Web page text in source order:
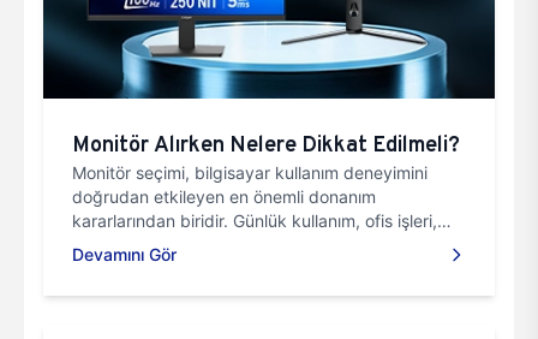
Monitör Alırken Nelere Dikkat Edilmeli?
Monitör seçimi, bilgisayar kullanım deneyimini
doğrudan etkileyen en önemli donanım
kararlarından biridir. Günlük kullanım, ofis işleri,
oyun ya da profesyonel üretim süreçleri için tercih
edilen monitörün özellikleri verimliliği ve konforu
doğrudan etkiler.
Devamını Gör